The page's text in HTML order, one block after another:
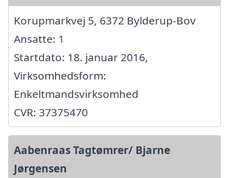
Korupmarkvej 5, 6372 Bylderup-Bov
Ansatte: 1
Startdato: 18. januar 2016,
Virksomhedsform:
Enkeltmandsvirksomhed
CVR: 37375470
Aabenraas Tagtømrer/ Bjarne
Jørgensen